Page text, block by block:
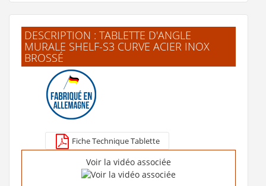
Niche prête à carreler Schlüter KERDI-BOARD-N 305x152
Voir le produit
DESCRIPTION : TABLETTE D'ANGLE
MURALE SHELF-S3 CURVE ACIER INOX
BROSSÉ
Fiche Technique Tablette
Voir la vidéo associée